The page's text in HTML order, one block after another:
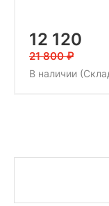
12 120
21 800
В наличии